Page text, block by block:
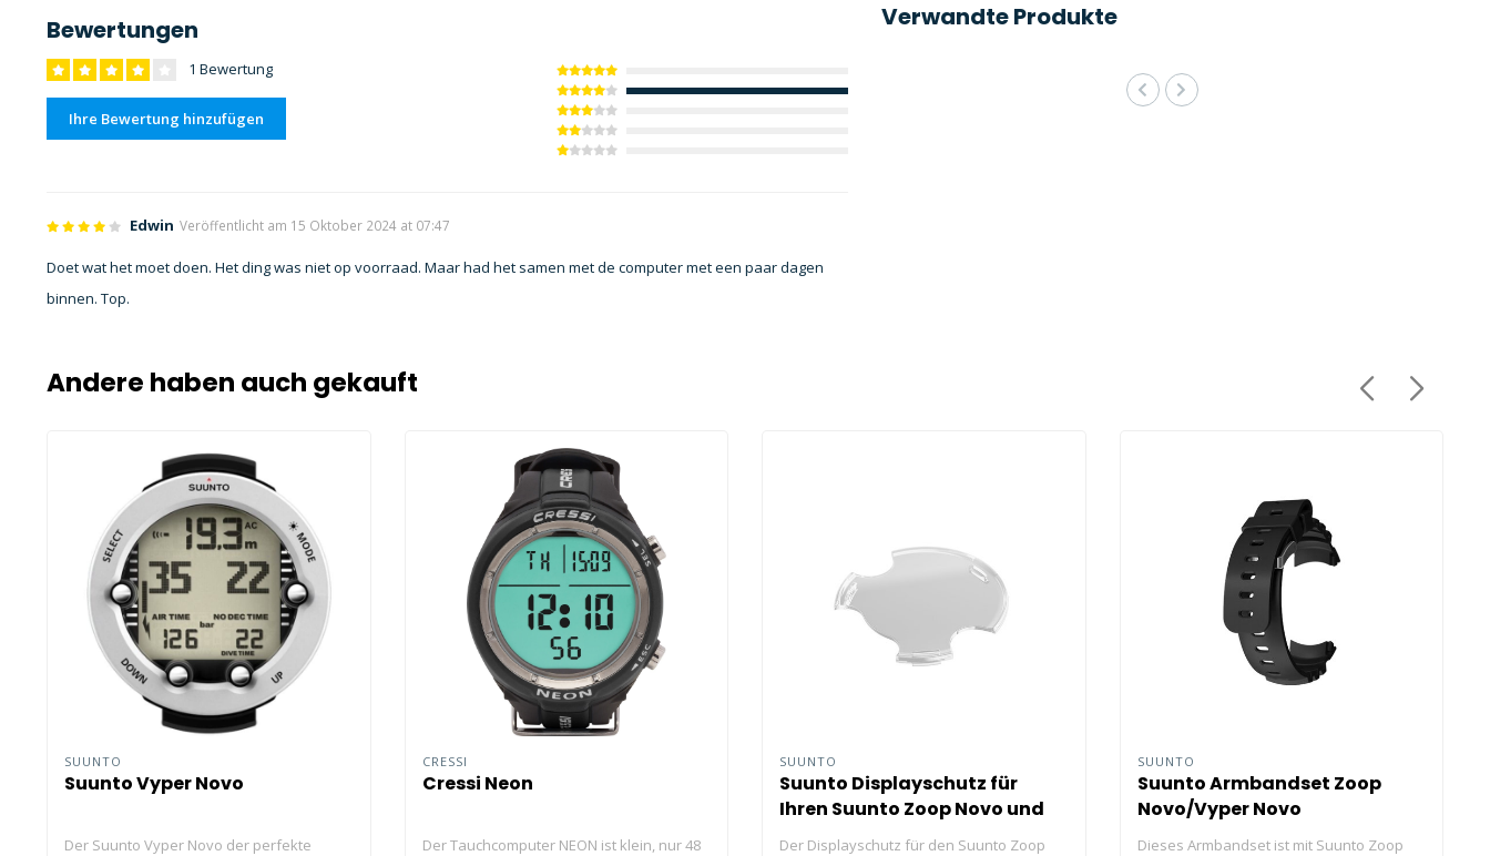
Bewertungen
1 Bewertung
Ihre Bewertung hinzufügen
Edwin Veröffentlicht am 15 Oktober 2024 at 07:47
Doet wat het moet doen. Het ding was niet op voorraad. Maar had het samen met de computer met een paar dagen
binnen. Top.
Verwandte Produkte
Andere haben auch gekauft
SUUNTO
Suunto Vyper Novo
Der Suunto Vyper Novo der perfekte
CRESSI
Cressi Neon
Der Tauchcomputer NEON ist klein, nur 48
SUUNTO
Suunto Displayschutz für
Ihren Suunto Zoop Novo und
Vyper Novo
Der Displayschutz für den Suunto Zoop
SUUNTO
Suunto Armbandset Zoop
Novo/Vyper Novo
Dieses Armbandset ist mit Suunto Zoop